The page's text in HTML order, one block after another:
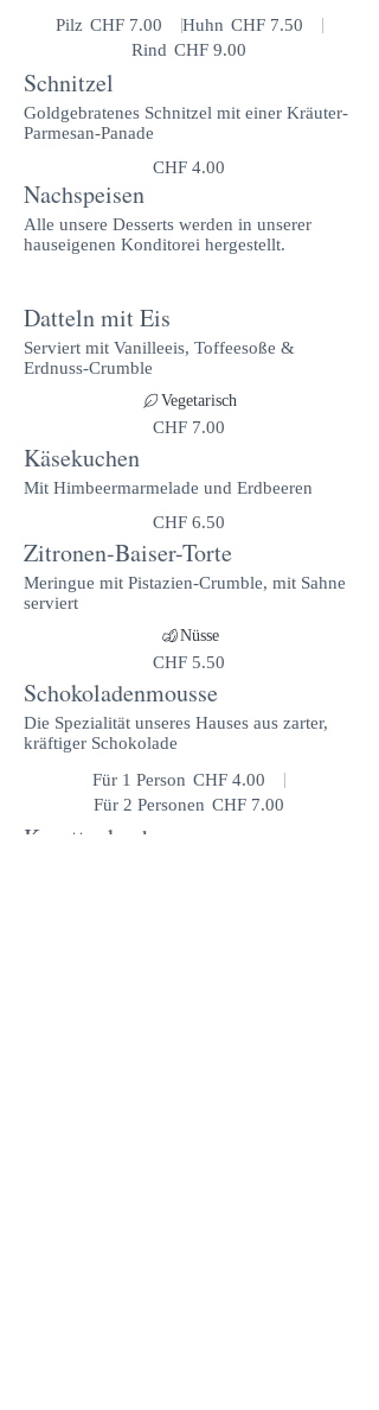
Pilz CHF 7.00 Huhn CHF 7.50
Rind CHF 9.00
Schnitzel
Goldgebratenes Schnitzel mit einer Kräuter-
Parmesan-Panade
CHF 4.00
Nachspeisen
Alle unsere Desserts werden in unserer
hauseigenen Konditorei hergestellt.
Datteln mit Eis
Serviert mit Vanilleeis, Toffeesoße &
Erdnuss-Crumble
CHF 7.00
Vegetarisch
Käsekuchen
Mit Himbeermarmelade und Erdbeeren
CHF 6.50
Zitronen-Baiser-Torte
Meringue mit Pistazien-Crumble, mit Sahne
serviert
CHF 5.50
Nüsse
Schokoladenmousse
Die Spezialität unseres Hauses aus zarter,
kräftiger Schokolade
Für 1 Person CHF 4.00
Für 2 Personen CHF 7.00
Karottenkuchen